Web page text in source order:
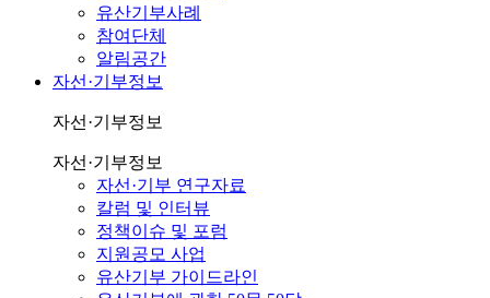
유산기부사례
참여단체
알림공간
자선·기부정보
자선·기부정보
자선·기부정보
자선·기부 연구자료
칼럼 및 인터뷰
정책이슈 및 포럼
지원공모 사업
유산기부 가이드라인